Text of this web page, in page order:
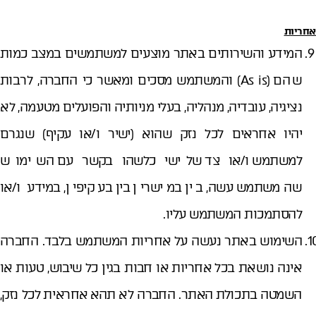
אחריות
המידע והשירותים באתר מוצעים למשתמשים במצב כמות
שהם (As is) והמשתמש מסכים ומאשר כי החברה, לרבות
נציגיה, עובדיה, מנהליה, בעלי מניותיה והפועלים מטעמה, לא
יהיו אחראים לכל נזק שהוא (ישיר ו/או עקיף) שנגרם
למשתמש ו/או צד שלישי כלשהו בקשר עם השימוש
שהמשתמש עשה, בין במישרין בין בעקיפין, במידע ו/או
להסתמכות המשתמש עליו.
השימוש באתר נעשה על אחריות המשתמש בלבד. החברה
אינה נושאת בכל אחריות או חבות בגין כל שיבוש, טעות או
השמטה בתכולת האתר. החברה לא תהא אחראית לכל נזק,